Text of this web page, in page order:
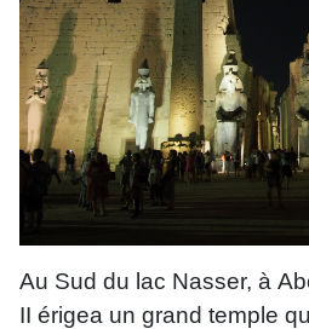
Au Sud du lac Nasser, à
II érigea un grand temple